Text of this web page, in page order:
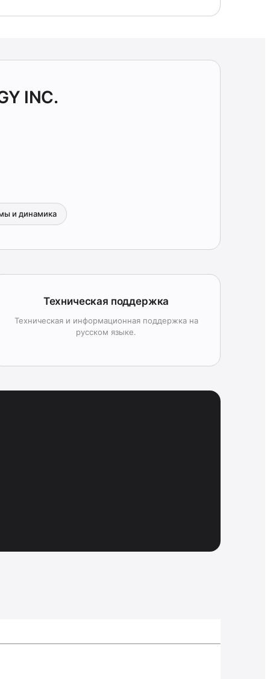
INC.
и динамика
Техническая поддержка
Техническая и информационная поддержка на
русском языке.